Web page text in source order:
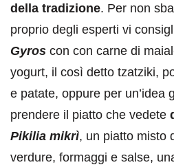
della tradizione. Per non
proprio degli esperti vi
Gyros con con carne di
yogurt, il così detto tzatziki,
e patate, oppure per un’idea
prendere il piatto che vedete
Pikilia mikrì, un piatto misto
verdure, formaggi e salse,